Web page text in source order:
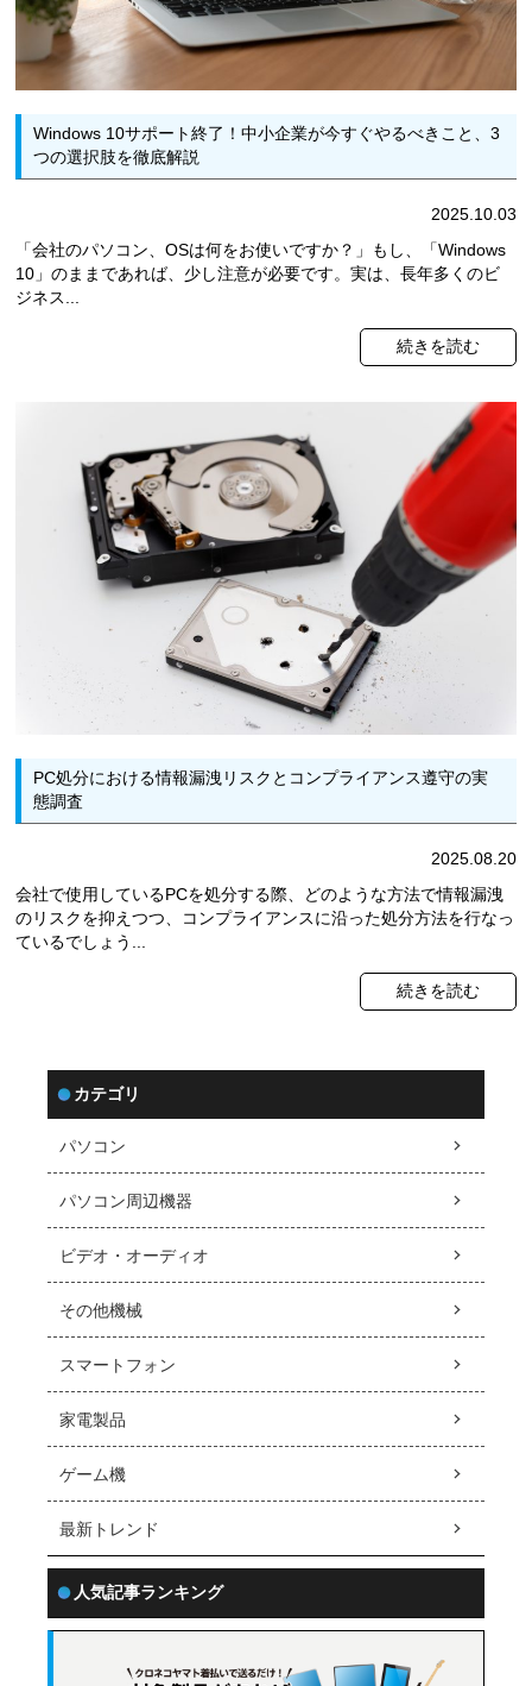
Windows 10サポート終了！中小企業が今すぐやるべきこと、3
つの選択肢を徹底解説
2025.10.03
「会社のパソコン、OSは何をお使いですか？」もし、「Windows
10」のままであれば、少し注意が必要です。実は、長年多くのビ
ジネス...
続きを読む
PC処分における情報漏洩リスクとコンプライアンス遵守の実
態調査
2025.08.20
会社で使用しているPCを処分する際、どのような方法で情報漏洩
のリスクを抑えつつ、コンプライアンスに沿った処分方法を行なっ
ているでしょう...
続きを読む
カテゴリ
パソコン
パソコン周辺機器
ビデオ・オーディオ
その他機械
スマートフォン
家電製品
ゲーム機
最新トレンド
人気記事ランキング